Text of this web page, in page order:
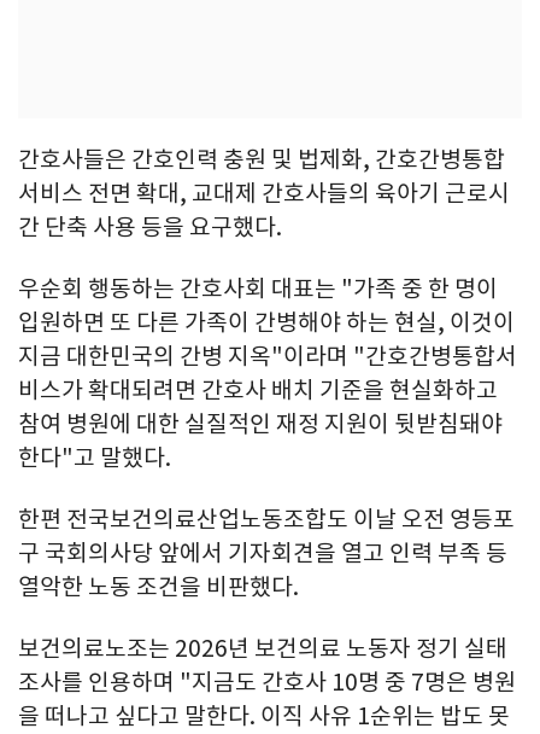
간호사들은 간호인력 충원 및 법제화, 간호간병통합
서비스 전면 확대, 교대제 간호사들의 육아기 근로시
간 단축 사용 등을 요구했다.
우순회 행동하는 간호사회 대표는 "가족 중 한 명이
입원하면 또 다른 가족이 간병해야 하는 현실, 이것이
지금 대한민국의 간병 지옥"이라며 "간호간병통합서
비스가 확대되려면 간호사 배치 기준을 현실화하고
참여 병원에 대한 실질적인 재정 지원이 뒷받침돼야
한다"고 말했다.
한편 전국보건의료산업노동조합도 이날 오전 영등포
구 국회의사당 앞에서 기자회견을 열고 인력 부족 등
열악한 노동 조건을 비판했다.
보건의료노조는 2026년 보건의료 노동자 정기 실태
조사를 인용하며 "지금도 간호사 10명 중 7명은 병원
을 떠나고 싶다고 말한다. 이직 사유 1순위는 밥도 못